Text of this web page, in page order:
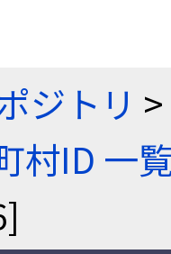
ジトリ >
村ID 一